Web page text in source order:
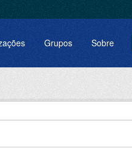
Grupos Sobre